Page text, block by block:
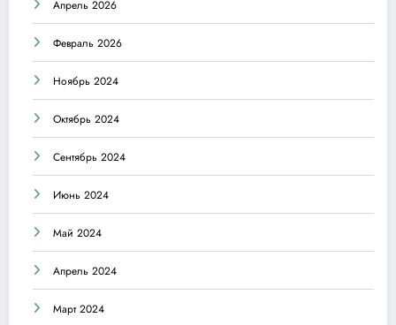
Апрель 2026
Февраль 2026
Ноябрь 2024
Октябрь 2024
Сентябрь 2024
Июнь 2024
Май 2024
Апрель 2024
Март 2024